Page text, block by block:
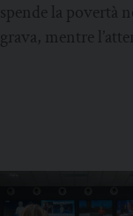
l’estate”la povertà
mentre